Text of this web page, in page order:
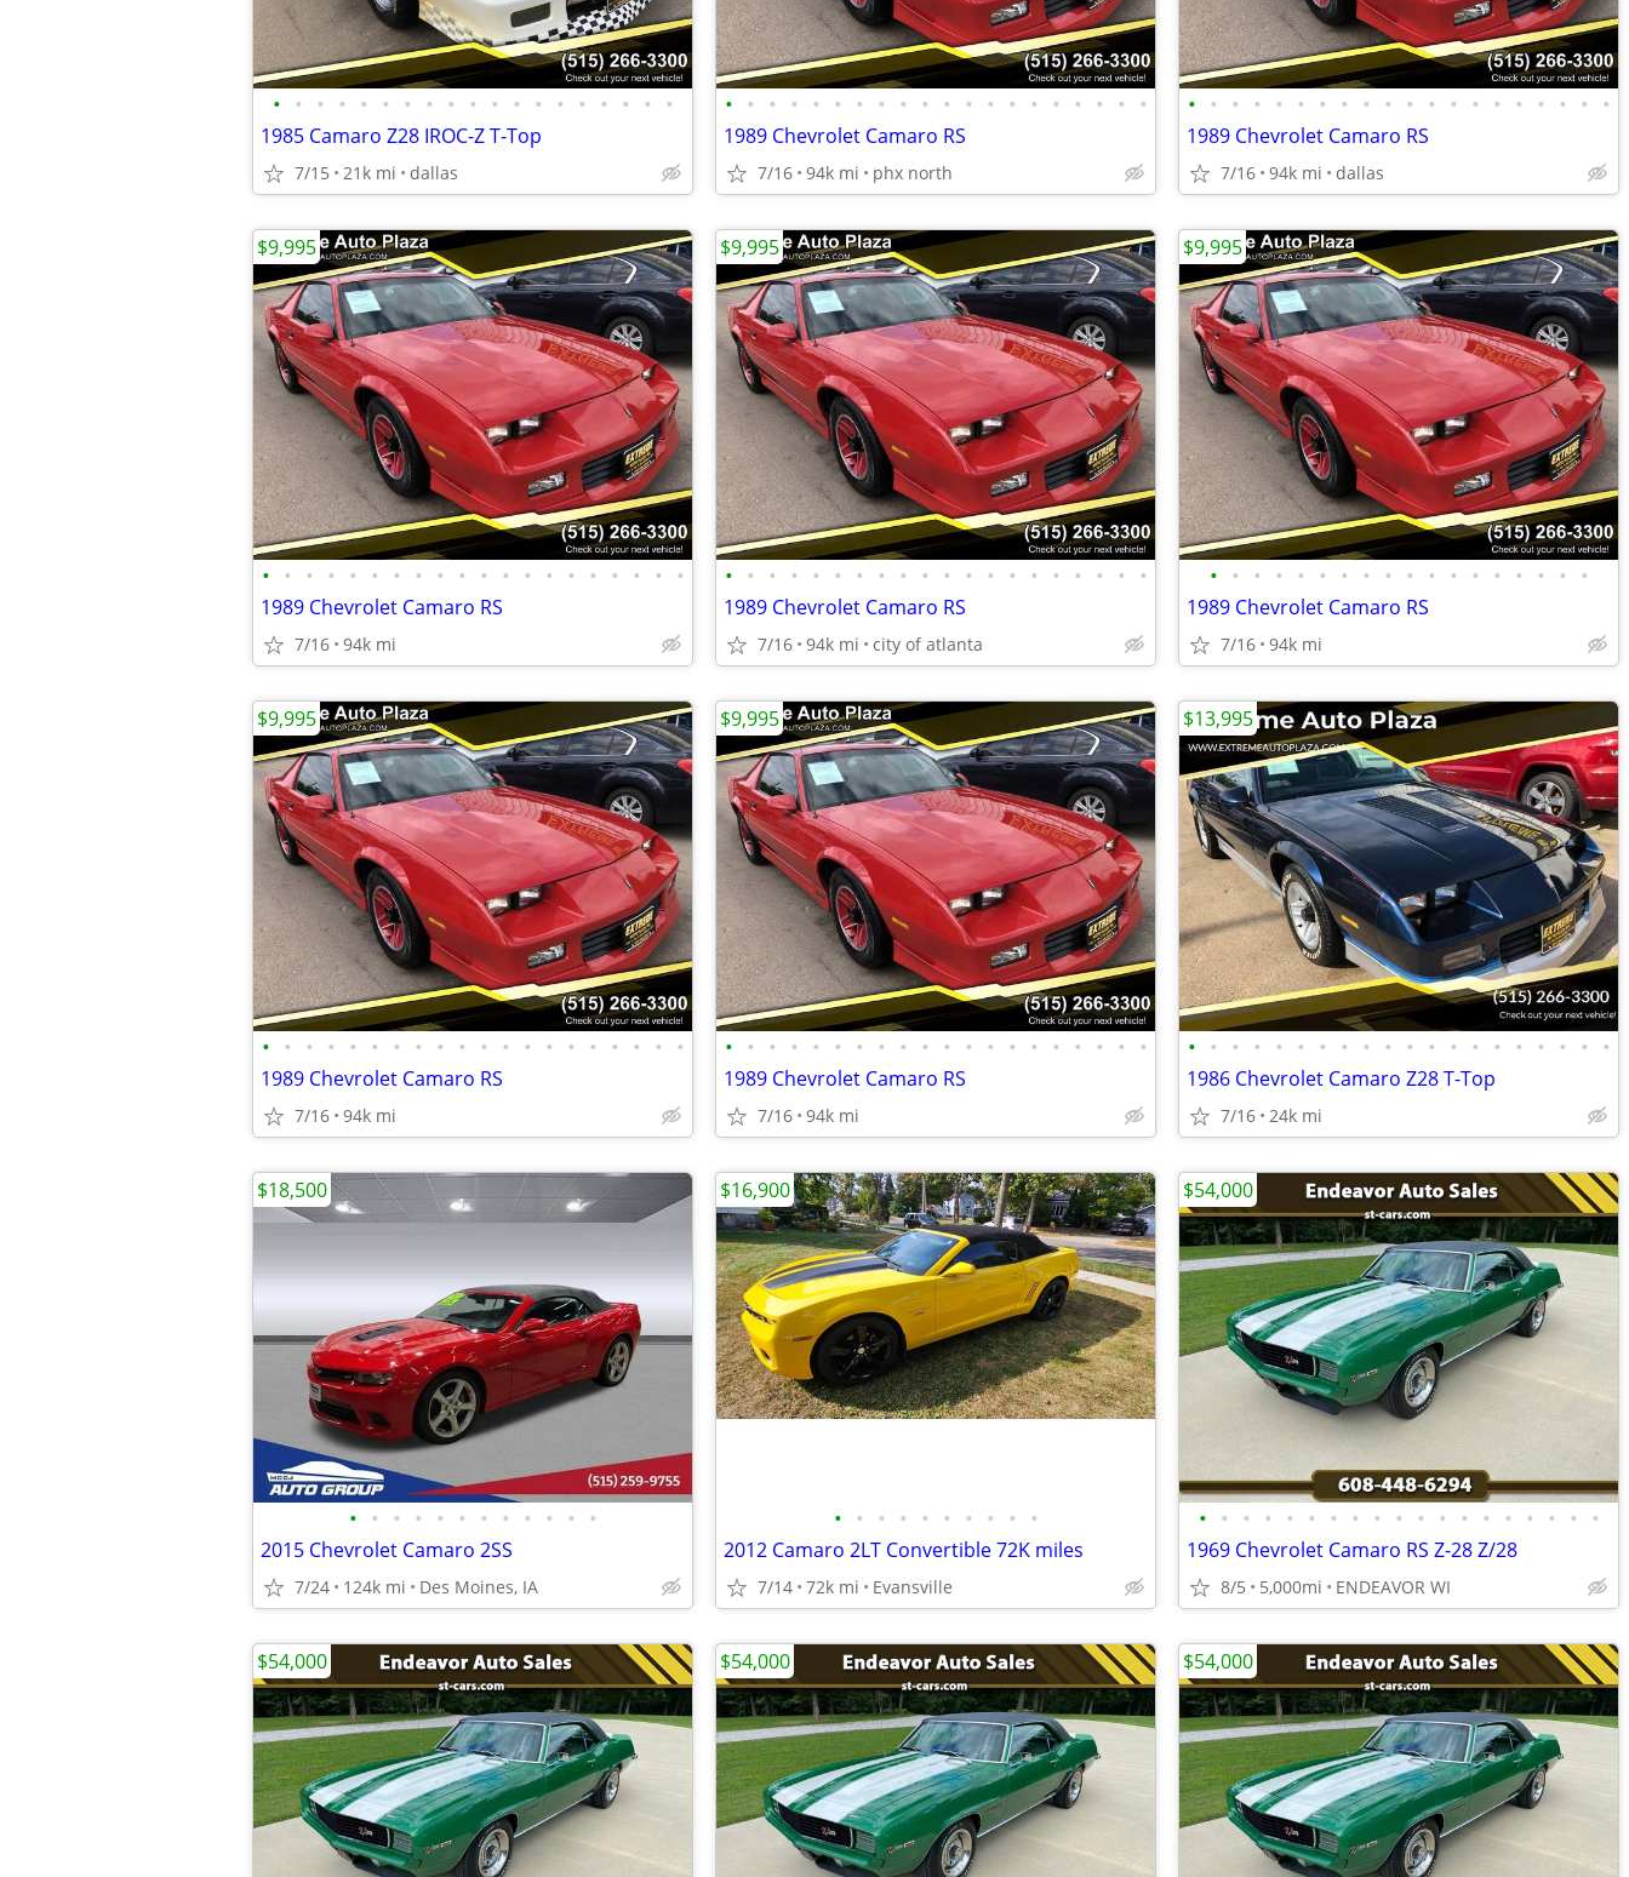
• • • • • • • • • • • • • • • • • • •
1985 Camaro Z28 IROC-Z T-Top
7/15 21k mi dallas
• • • • • • • • • • • • • • • • • • • •
1989 Chevrolet Camaro RS
7/16 94k mi phx north
• • • • • • • • • • • • • • • • • • • •
1989 Chevrolet Camaro RS
7/16 94k mi dallas
• • • • • • • • • • • • • • • • • • • •
1989 Chevrolet Camaro RS
7/16 94k mi
$9,995
• • • • • • • • • • • • • • • • • • • •
1989 Chevrolet Camaro RS
7/16 94k mi city of atlanta
$9,995
• • • • • • • • • • • • • • • • • •
1989 Chevrolet Camaro RS
7/16 94k mi
$9,995
• • • • • • • • • • • • • • • • • • • •
1989 Chevrolet Camaro RS
7/16 94k mi
$9,995
• • • • • • • • • • • • • • • • • • • •
1989 Chevrolet Camaro RS
7/16 94k mi
$9,995
• • • • • • • • • • • • • • • • • • • •
1986 Chevrolet Camaro Z28 T-Top
7/16 24k mi
$13,995
• • • • • • • • • • • •
2015 Chevrolet Camaro 2SS
7/24 124k mi Des Moines, IA
$18,500
• • • • • • • • • •
2012 Camaro 2LT Convertible 72K miles
7/14 72k mi Evansville
$16,900
• • • • • • • • • • • • • • • • • • •
1969 Chevrolet Camaro RS Z-28 Z/28
8/5 5,000mi ENDEAVOR WI
$54,000
$54,000 $54,000 $54,000